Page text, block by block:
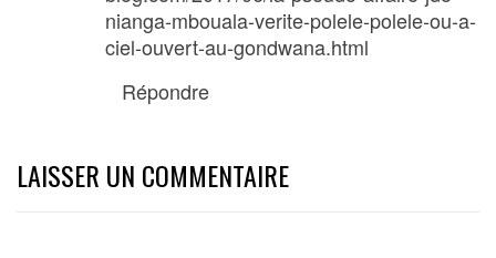
nianga-mbouala-verite-polele-polele-ou-a-
ciel-ouvert-au-gondwana.html
Répondre
LAISSER UN COMMENTAIRE